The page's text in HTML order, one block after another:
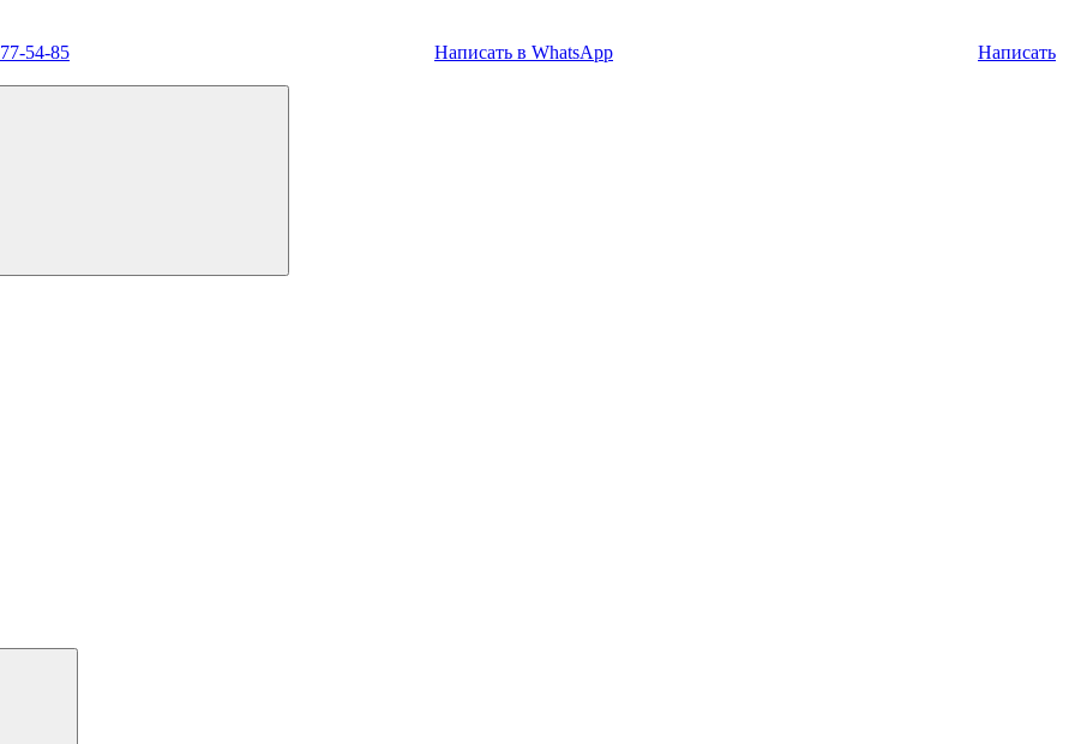
54-85 Написать в WhatsApp Написать